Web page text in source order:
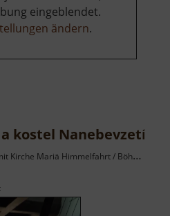
eingeblendet.
ändern.
kostel Nanebevzetí
Mariä Himmelfahrt / Böhmisches Erzgebirge